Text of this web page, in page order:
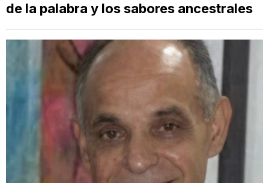
de la palabra y los sabores ancestrales